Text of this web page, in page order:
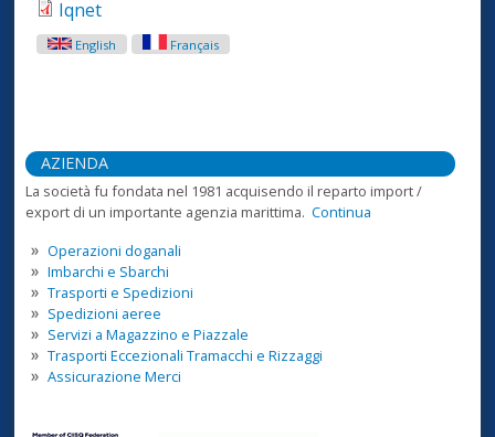
Iqnet
English Français
AZIENDA
La società fu fondata nel 1981 acquisendo il reparto import /
export di un importante agenzia marittima.Continua
Operazioni doganali
Imbarchi e Sbarchi
Trasporti e Spedizioni
Spedizioni aeree
Servizi a Magazzino e Piazzale
Trasporti Eccezionali Tramacchi e Rizzaggi
Assicurazione Merci